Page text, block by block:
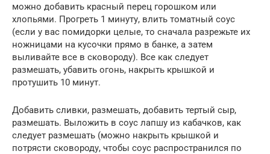
можно добавить красный перец горошком или
хлопьями. Прогреть 1 минуту, влить томатный соус
(если у вас помидорки целые, то сначала разрежьте их
ножницами на кусочки прямо в банке, а затем
выливайте все в сковороду). Все как следует
размешать, убавить огонь, накрыть крышкой и
протушить 10 минут.
Добавить сливки, размешать, добавить тертый сыр,
размешать. Выложить в соус лапшу из кабачков, как
следует размешать (можно накрыть крышкой и
потрясти сковороду, чтобы соус распространился по